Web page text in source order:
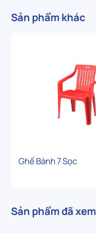
Sản phẩm khác
Ghế Bành 7 Sọc
Sản phẩm đã xem